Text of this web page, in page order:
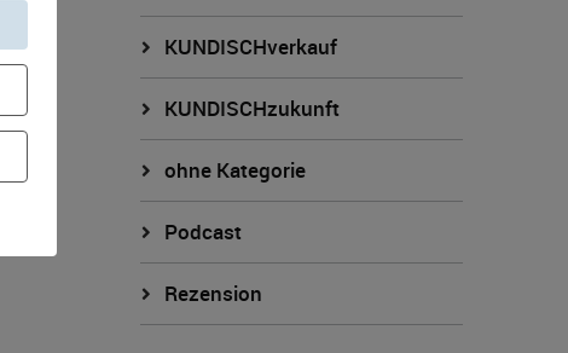
KUNDISCHverkauf
KUNDISCHzukunft
ohne Kategorie
Podcast
Rezension